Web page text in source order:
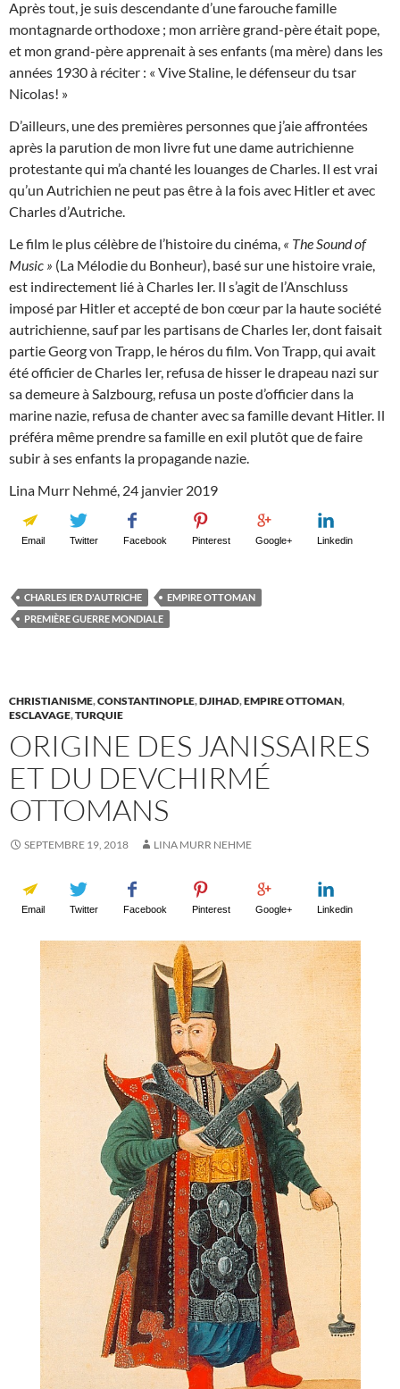
Après tout, je suis descendante d’une farouche famille
montagnarde orthodoxe ; mon arrière grand-père était pope,
et mon grand-père apprenait à ses enfants (ma mère) dans les
années 1930 à réciter : « Vive Staline, le défenseur du tsar
Nicolas! »
D’ailleurs, une des premières personnes que j’aie affrontées
après la parution de mon livre fut une dame autrichienne
protestante qui m’a chanté les louanges de Charles. Il est vrai
qu’un Autrichien ne peut pas être à la fois avec Hitler et avec
Charles d’Autriche.
Le film le plus célèbre de l’histoire du cinéma, « The Sound of
Music » (La Mélodie du Bonheur), basé sur une histoire vraie,
est indirectement lié à Charles Ier. Il s’agit de l’Anschluss
imposé par Hitler et accepté de bon cœur par la haute société
autrichienne, sauf par les partisans de Charles Ier, dont faisait
partie Georg von Trapp, le héros du film. Von Trapp, qui avait
été officier de Charles Ier, refusa de hisser le drapeau nazi sur
sa demeure à Salzbourg, refusa un poste d’officier dans la
marine nazie, refusa de chanter avec sa famille devant Hitler. Il
préféra même prendre sa famille en exil plutôt que de faire
subir à ses enfants la propagande nazie.
Lina Murr Nehmé, 24 janvier 2019
Email Twitter Facebook Pinterest Google+ Linkedin
CHARLES IER D'AUTRICHE
EMPIRE OTTOMAN
PREMIÈRE GUERRE MONDIALE
CHRISTIANISME,CONSTANTINOPLE,DJIHAD,EMPIRE OTTOMAN,
ESCLAVAGE,TURQUIE
ORIGINE DES JANISSAIRES
ET DU DEVCHIRMÉ
OTTOMANS
SEPTEMBRE 19, 2018 LINA MURR NEHME
Email Twitter Facebook Pinterest Google+ Linkedin